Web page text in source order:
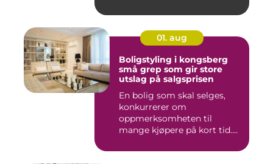
01. aug
Boligstyling i kongsberg
små grep som gir store
utslag på salgsprisen
En bolig som skal selges,
konkurrerer om
oppmerksomheten til
mange kjøpere på kort tid.